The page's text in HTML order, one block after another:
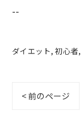
--
ダイエット 初心者
< 前のページ